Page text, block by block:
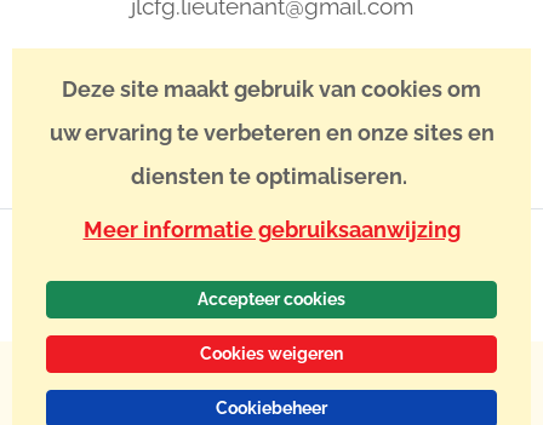
jlcfg.lieutenant@gmail.com
BIC : BBRUBEBB
Juridische informatie Statuten Dienstregeling Privacy policy
Association Belge des Amis de Saint-Jacques de Compostelle
Deze site maakt gebruik van cookies om
uw ervaring te verbeteren en onze sites en
diensten te optimaliseren.
Meer informatie gebruiksaanwijzing
Accepteer cookies
Cookies weigeren
Cookiebeheer